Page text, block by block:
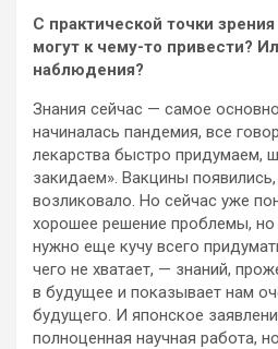
С практической точки
могут к чему-то привести?
наблюдения?
Знания сейчас — самое
начиналась пандемия, все
лекарства быстро придумаем,
закидаем». Вакцины
возликовало. Но сейчас уже
хорошее решение проблемы,
нужно еще кучу всего
чего не хватает, — знаний,
в будущее и показывает нам
будущего. И японское
полноценная научная работа,